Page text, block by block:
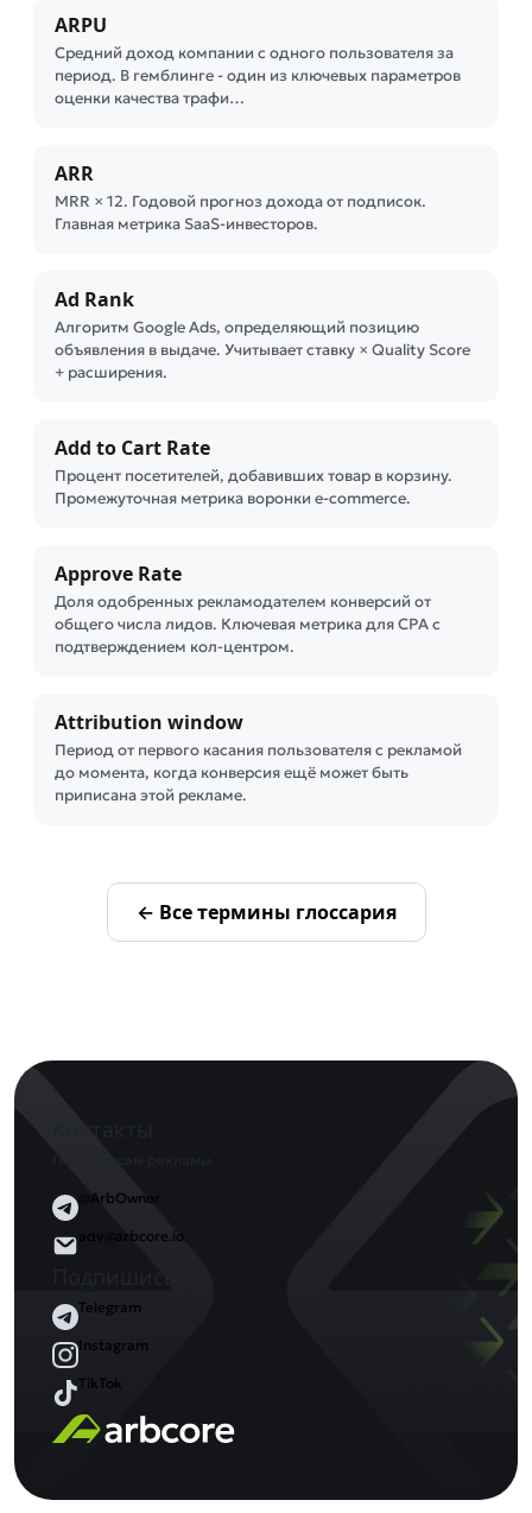
ARPU
Средний доход компании с одного пользователя за
период. В гемблинге - один из ключевых параметров
оценки качества трафи…
ARR
MRR × 12. Годовой прогноз дохода от подписок.
Главная метрика SaaS-инвесторов.
Ad Rank
Алгоритм Google Ads, определяющий позицию
объявления в выдаче. Учитывает ставку × Quality Score
+ расширения.
Add to Cart Rate
Процент посетителей, добавивших товар в корзину.
Промежуточная метрика воронки e-commerce.
Approve Rate
Доля одобренных рекламодателем конверсий от
общего числа лидов. Ключевая метрика для CPA с
подтверждением кол-центром.
Attribution window
Период от первого касания пользователя с рекламой
до момента, когда конверсия ещё может быть
приписана этой рекламе.
← Все термины глоссария
@ArbOwner
adv@arbcore.io
Telegram
Instagram
TikTok